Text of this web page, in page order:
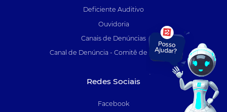
Deficiente Auditivo
Ouvidoria
Canais de Denúncias
Canal de Denúncia - Comitê de Auditoria
Redes Sociais
Facebook